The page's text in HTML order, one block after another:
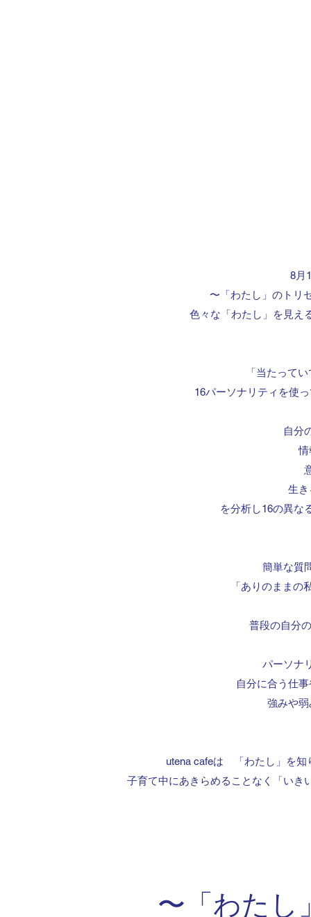
8月
〜「わたし」のトリ
色々な「わたし」を見え
「当たって
16パーソナリティを使
自分
情
生
を分析し16の異な
簡単な質
「ありのままの
普段の自分
パーソナ
自分に合う仕
強みや
utena cafeは 「わたし」を知
子育て中にあきらめることなく「いき
〜「わたし